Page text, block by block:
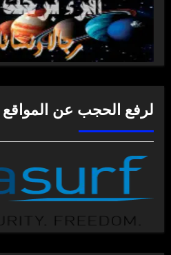
لرفع الحجب عن المواقع